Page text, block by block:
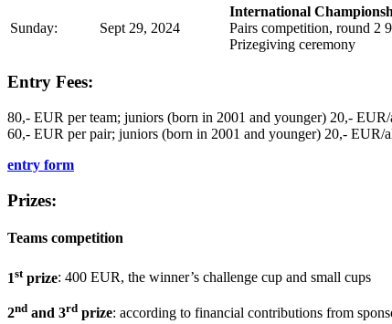
Sunday: Sept 29, 2024
International
Pairs competition, round 2
Prizegiving ceremony
Entry Fees:
80,- EUR per team; juniors (born in 2001 and younger) 20,-
60,- EUR per pair; juniors (born in 2001 and younger) 20,- EUR/
entry form
Prizes:
Teams competition
1stprize: 400 EUR, the winner’s challenge cup and small cups
2nd and 3rd prize: according to financial contributions from